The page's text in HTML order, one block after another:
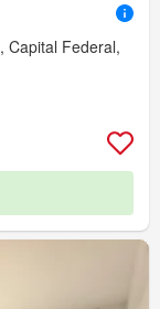
Capital Federal,